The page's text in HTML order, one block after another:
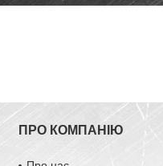
ПРО КОМПАНІЮ